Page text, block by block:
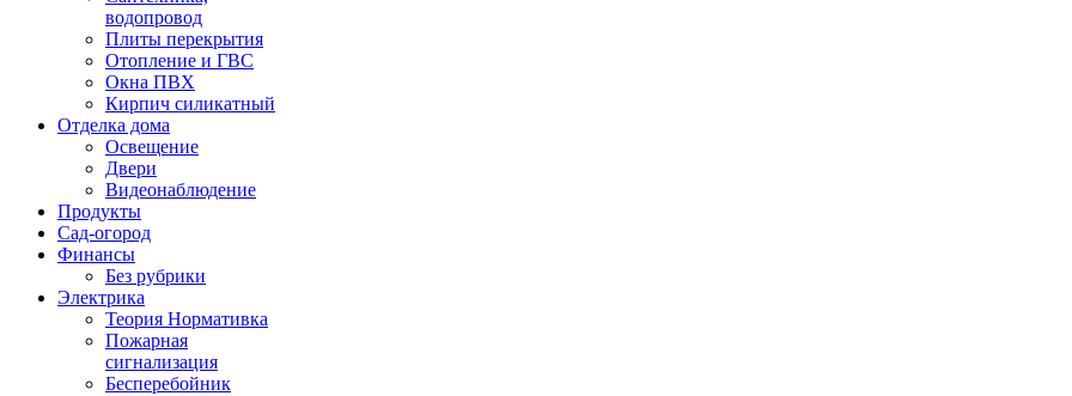
водопровод
Плиты перекрытия
Отопление и ГВС
Окна ПВХ
Кирпич силикатный
Отделка дома
Освещение
Двери
Видеонаблюдение
Продукты
Сад-огород
Финансы
Без рубрики
Электрика
Теория Нормативка
Пожарная
сигнализация
Бесперебойник